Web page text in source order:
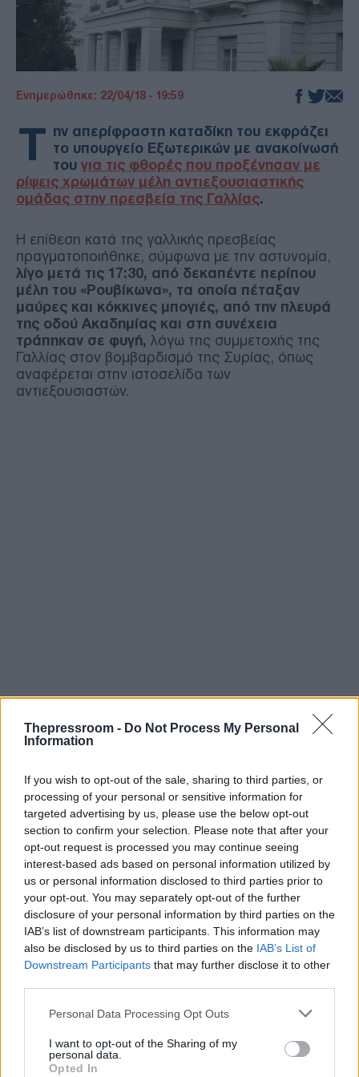
Thepressroom - Do Not Process My Personal
Information
If you wish to opt-out of the sale, sharing to third parties, or
processing of your personal or sensitive information for
targeted advertising by us, please use the below opt-out
section to confirm your selection. Please note that after your
opt-out request is processed you may continue seeing
interest-based ads based on personal information utilized by
us or personal information disclosed to third parties prior to
your opt-out. You may separately opt-out of the further
disclosure of your personal information by third parties on the
IAB’s list of downstream participants. This information may
also be disclosed by us to third parties on the IAB’s List of
Downstream Participants that may further disclose it to other
Please note that this website/app uses one or more Google
not limited to your visit or usage behaviour. You may click to
grant or deny consent to Google and its third-party tags to
Personal Data Processing Opt Outs
I want to opt-out of the Sharing of my
personal data.
Opted In
Ενημερώθηκε: 22/04/18 - 19:59
Τ ην απερίφραστη καταδίκη του εκφράζει
το υπουργείο Εξωτερικών με ανακοίνωσή
του για τις φθορές που προξένησαν με
ρίψεις χρωμάτων μέλη αντιεξουσιαστικής
ομάδας στην πρεσβεία της Γαλλίας.
Η επίθεση κατά της γαλλικής πρεσβείας
πραγματοποιήθηκε, σύμφωνα με την αστυνομία,
λίγο μετά τις 17:30, από δεκαπέντε περίπου
μέλη του «Ρουβίκωνα», τα οποία πέταξαν
μαύρες και κόκκινες μπογιές, από την πλευρά
της οδού Ακαδημίας και στη συνέχεια
τράπηκαν σε φυγή, λόγω της συμμετοχής της
Γαλλίας στον βομβαρδισμό της Συρίας, όπως
αναφέρεται στην ιστοσελίδα των
αντιεξουσιαστών.
Το ΥΠΕΞ τονίζει στην ανακοίνωσή του ότι
«ανάλογες απαράδεκτες ενέργειες δεν
επηρεάζουν τις σχέσεις φιλίας μεταξύ της
αρμόδιες ελληνικές αρχές προβαίνουν σε όλες
εντοπισθούν οι υπαίτιοι και να οδηγηθούν
ενώπιον της δικαιοσύνης».